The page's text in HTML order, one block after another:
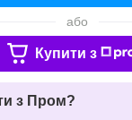
або
Купити з
з Пром?